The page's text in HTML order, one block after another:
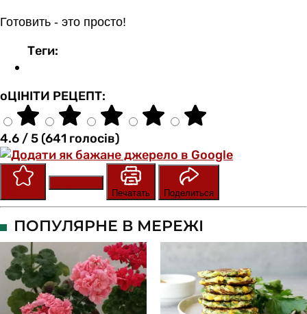
Готовить - это просто!
Теги:
оЦІНІТИ РЕЦЕПТ:
4.6 / 5 (641 голосів)
Печатать
Поделиться